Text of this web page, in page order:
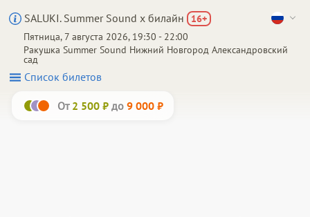
SALUKI. Summer Sound х билайн 16+
Пятница, 7 августа 2026, 19:30 - 22:00
Ракушка Summer Sound Нижний Новгород Александровский
сад
Список билетов
От 2 500 ₽ до 9 000 ₽